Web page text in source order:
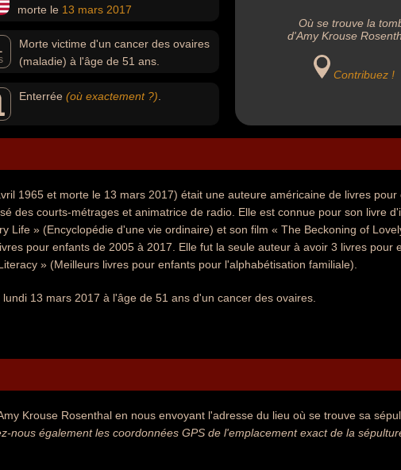
morte le 13 mars 2017
Morte victime d'un cancer des ovaires
(maladie) à l'âge de 51 ans.
Enterrée (où exactement ?)
Où se trouve la
d'Amy Krouse
Contribuez !
1965 et morte le 13 mars 2017) était une auteure américaine de livres pour
des courts-métrages et animatrice de radio. Elle est connue pour son livre
Life » (Encyclopédie d'une vie ordinaire) et son film « The Beckoning of
pour enfants de 2005 à 2017. Elle fut la seule auteur à avoir 3 livres pour
» (Meilleurs livres pour enfants pour l'alphabétisation familiale).
13 mars 2017 à l'âge de 51 ans d'un cancer des ovaires.
Krouse Rosenthal en nous envoyant l'adresse du lieu où se trouve sa
nous également les coordonnées GPS de l'emplacement exact de la